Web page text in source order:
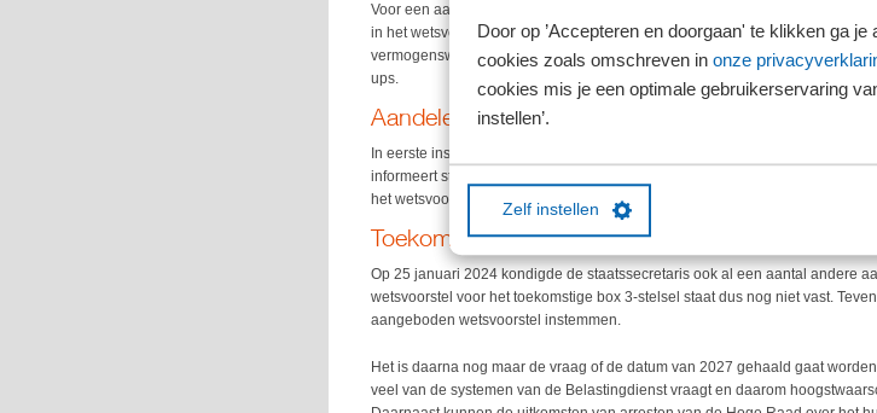
Door op ’Accepteren en doorgaan' te klikken ga
cookies zoals omschreven in onze
cookies mis je een optimale gebruikerservaring
instellen’.
Zelf instellen
Voor een aantal vermogensbestanddelen is in het wetsvoorstel een
in het wetsvoorstel belast volgens een vermogenswinstbelasting. Dit
vermogenswinst in box 3 belast wordt. Deze uitzondering geldt voor
ups.
Aandelen familiebedrijven
In eerste instantie vielen ook aandelen in familiebedrijven onder deze
informeert staatssecretaris van Rij de Tweede Kamer dat deze uitzondering
het wetsvoorstel ook onder de vermogensaanwasbelasting.
Toekomstige box 3-stelsel vanaf 2027 of later?
Op 25 januari 2024 kondigde de staatssecretaris ook al een aantal andere
wetsvoorstel voor het toekomstige box 3-stelsel staat dus nog niet vast.
aangeboden wetsvoorstel instemmen.
Het is daarna nog maar de vraag of de datum van 2027 gehaald gaat
veel van de systemen van de Belastingdienst vraagt en daarom